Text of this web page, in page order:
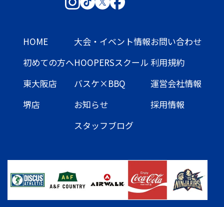
HOME
初めての方へ
東大阪店
堺店
大会・イベント情報
HOOPERSスクール
バスケ×BBQ
お知らせ
スタッフブログ
お問い合わせ
利用規約
運営会社情報
採用情報